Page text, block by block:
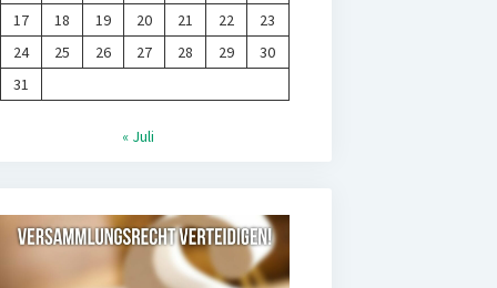
17
18 19 20 21 22
23
24
25 26 27 28 29
30
31
« Juli